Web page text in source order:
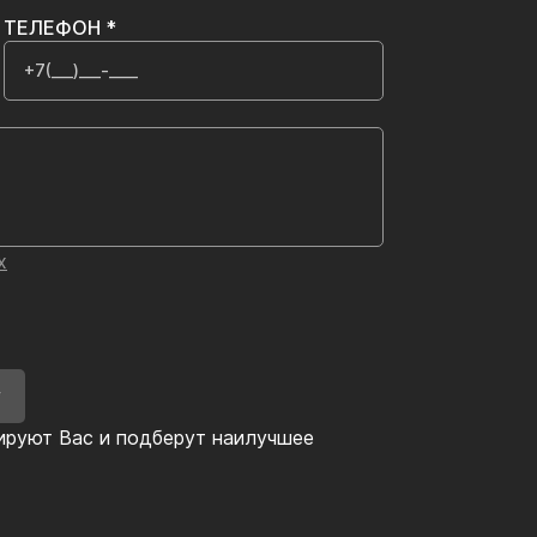
Вас и подберут наилучшее
ТЕЛЕФОН *